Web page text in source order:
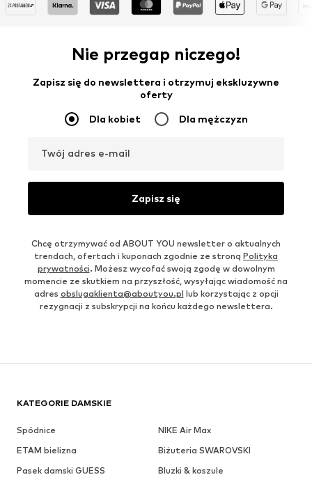
Nie przegap niczego!
Zapisz się do newslettera i otrzymuj ekskluzywne
oferty
Dla kobiet Dla mężczyzn
Twój adres e-mail
Zapisz się
Chcę otrzymywać od ABOUT YOU newsletter o aktualnych
trendach, ofertach i kuponach zgodnie ze stroną Polityka
prywatności. Możesz wycofać swoją zgodę w dowolnym
momencie ze skutkiem na przyszłość, wysyłając wiadomość na
adres obslugaklienta@aboutyou.pl lub korzystając z opcji
rezygnacji z subskrypcji na końcu każdego newslettera.
KATEGORIE DAMSKIE
Spódnice
NIKE Air Max
ETAM bielizna
Biżuteria SWAROVSKI
Pasek damski GUESS
Bluzki & koszule